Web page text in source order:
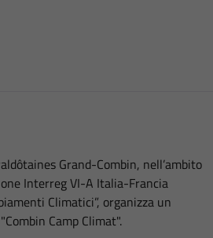
Grand-Combin, nell’ambito
Interreg VI-A Italia-Francia
Climatici”, organizza un
Camp Climat".